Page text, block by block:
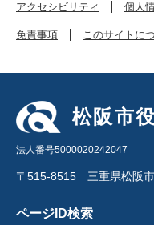
アクセシビリティ 個人
免責事項 このサイトに
松阪市
法人番号5000020242047
〒515-8515 三重県松阪
ページID検索